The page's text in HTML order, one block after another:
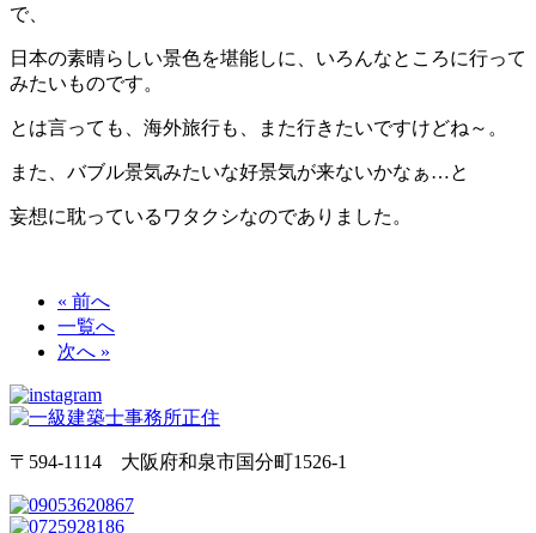
で、
日本の素晴らしい景色を堪能しに、いろんなところに行って
みたいものです。
とは言っても、海外旅行も、また行きたいですけどね～。
また、バブル景気みたいな好景気が来ないかなぁ…と
妄想に耽っているワタクシなのでありました。
« 前へ
一覧へ
次へ »
〒594-1114 大阪府和泉市国分町1526-1